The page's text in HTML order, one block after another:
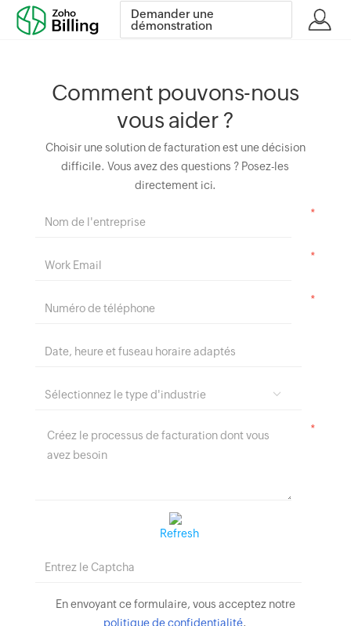
Demander une
démonstration
Comment pouvons-nous
vous aider ?
Choisir une solution de facturation est une décision
difficile. Vous avez des questions ? Posez-les
directement ici.
*
*
*
*
Refresh
En envoyant ce formulaire, vous acceptez notre
politique de confidentialité.